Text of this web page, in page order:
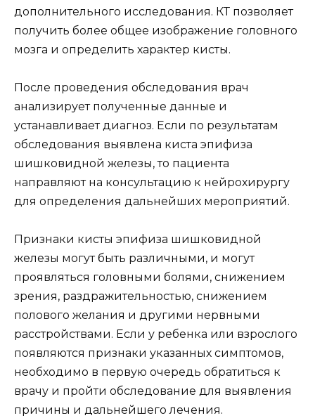
дополнительного исследования. КТ позволяет
получить более общее изображение головного
мозга и определить характер кисты.
После проведения обследования врач
анализирует полученные данные и
устанавливает диагноз. Если по результатам
обследования выявлена киста эпифиза
шишковидной железы, то пациента
направляют на консультацию к нейрохирургу
для определения дальнейших мероприятий.
Признаки кисты эпифиза шишковидной
железы могут быть различными, и могут
проявляться головными болями, снижением
зрения, раздражительностью, снижением
полового желания и другими нервными
расстройствами. Если у ребенка или взрослого
появляются признаки указанных симптомов,
необходимо в первую очередь обратиться к
врачу и пройти обследование для выявления
причины и дальнейшего лечения.